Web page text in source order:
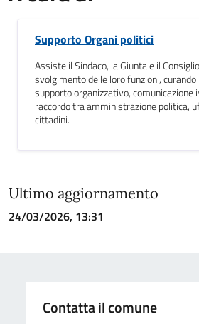
Supporto Organi politici
Assiste il Sindaco, la Giunta e il
svolgimento delle loro funzioni,
supporto organizzativo, comunicazione
raccordo tra amministrazione politica,
cittadini.
Ultimo aggiornamento
24/03/2026, 13:31
Contatta il comune